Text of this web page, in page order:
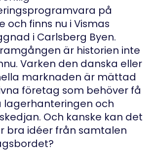
på
och finns nu i Vismas
i Carlsberg Byen.
är historien inte
Varken den danska eller
marknaden är mättad
företag som behöver få
lagerhanteringen och
Och kanske kan det
bra idéer från samtalen